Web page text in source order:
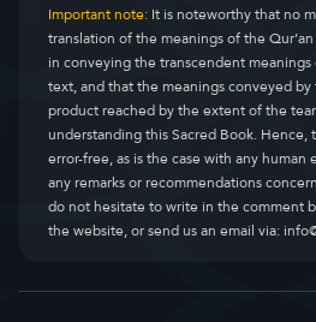
Important note:It is noteworthy that no
translation of the meanings of the
in conveying the transcendent
text, and that the meanings conveyed
product reached by the extent of the
understanding this Sacred Book. Hence,
error-free, as is the case with any human
any remarks or recommendations
do not hesitate to write in the comment
the website, or send us an email via: